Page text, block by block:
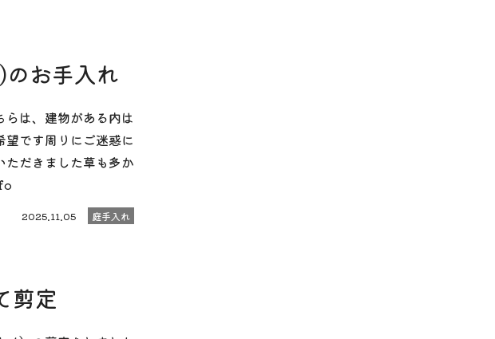
お手入れ
は、建物がある内は
望です周りにご迷惑に
ただきました草も多か
2025.11.05 庭手入れ
剪定